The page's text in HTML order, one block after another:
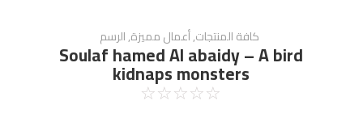
كافة المنتجات,أعمال مميزة,الرسم
Soulaf hamed Al abaidy – A bird
kidnaps monsters
☆
☆
☆
☆
☆